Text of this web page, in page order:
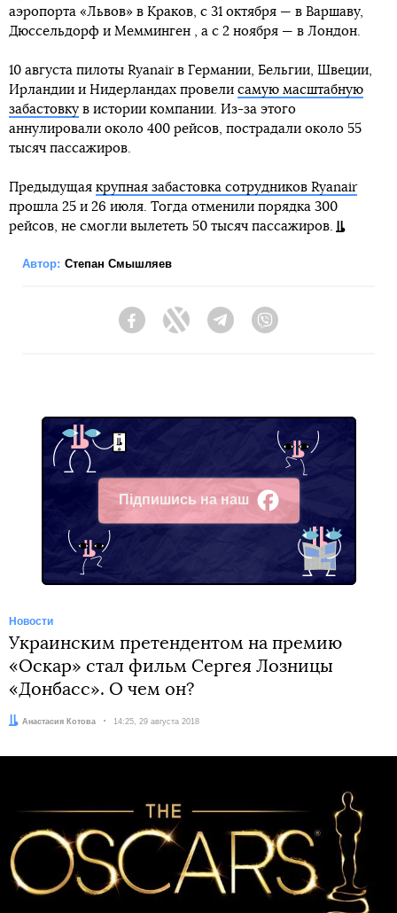
аэропорта «Львов» в Краков, с 31 октября — в Варшаву,
Дюссельдорф и Мемминген , а с 2 ноября — в Лондон.
10 августа пилоты Ryanair в Германии, Бельгии, Швеции,
Ирландии и Нидерландах провели самую масштабную
забастовку в истории компании. Из-за этого
аннулировали около 400 рейсов, пострадали около 55
тысяч пассажиров.
Предыдущая крупная забастовка сотрудников Ryanair
прошла 25 и 26 июля. Тогда отменили порядка 300
рейсов, не смогли вылететь 50 тысяч пассажиров.
Автор: Степан Смышляев
FacebookTwitter Telegram
Підпишись на наш
Facebook
Новости
Украинским претендентом на премию
«Оскар» стал фильм Сергея Лозницы
«Донбасс». О чем он?
Автор:
Анастасия Котова Дата:
14:25, 29 августа 2018